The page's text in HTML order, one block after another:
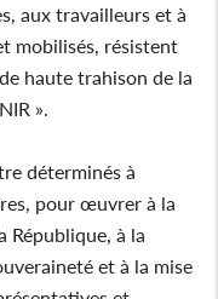
aux travailleurs et à
mobilisés, résistent
haute trahison de la
».
déterminés à
pour œuvrer à la
République, à la
et à la mise